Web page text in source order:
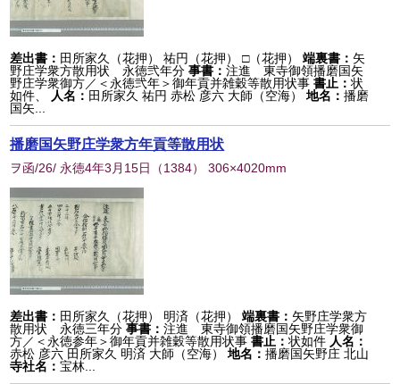
差出書： 田所家久（花押） 祐円（花押） □（花押） 端裏書： 矢
野庄学衆方散用状 永徳弐年分 事書：注進 東寺御領播磨国矢
野庄学衆御方／＜永徳弐年＞御年貢并雑穀等散用状事書止：状
如件、
人名： 田所家久 祐円 赤松 彦六 大師（空海） 地名：播磨
国矢...
播磨国矢野庄学衆方年貢等散用状
ヲ函/26/ 永徳4年3月15日 （1384） 306×4020mm
差出書： 田所家久（花押） 明済（花押） 端裏書： 矢野庄学衆方
散用状 永徳三年分 事書：注進 東寺御領播磨国矢野庄学衆御
方／＜永徳参年＞御年貢并雑穀等散用状事書止：状如件 人名：
赤松 彦六 田所家久 明済 大師（空海）
地名：播磨国矢野庄 北山
寺社名：宝林...